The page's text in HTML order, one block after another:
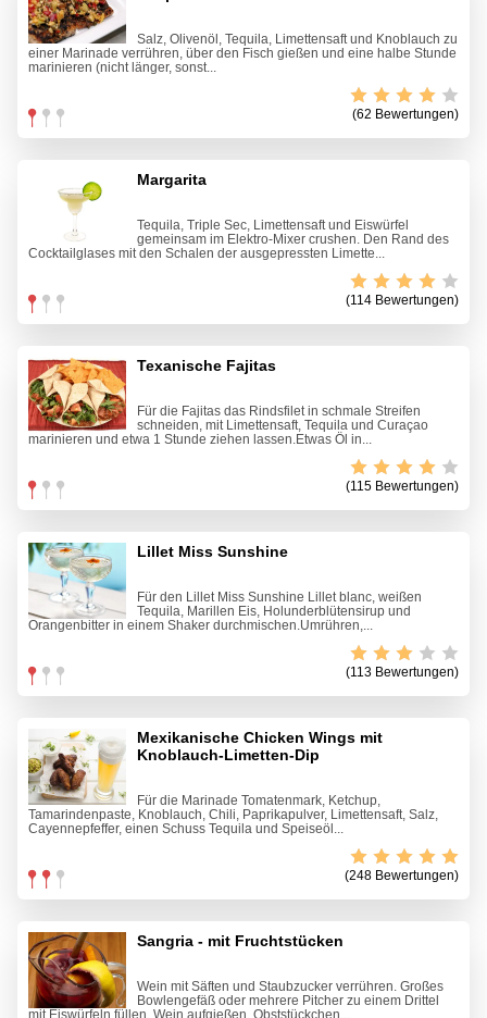
Salz, Olivenöl, Tequila, Limettensaft und Knoblauch zu
einer Marinade verrühren, über den Fisch gießen und eine halbe Stunde
marinieren (nicht länger, sonst...
(62 Bewertungen)
Margarita
Tequila, Triple Sec, Limettensaft und Eiswürfel
gemeinsam im Elektro-Mixer crushen. Den Rand des
Cocktailglases mit den Schalen der ausgepressten Limette...
(114 Bewertungen)
Texanische Fajitas
Für die Fajitas das Rindsfilet in schmale Streifen
schneiden, mit Limettensaft, Tequila und Curaçao
marinieren und etwa 1 Stunde ziehen lassen.Etwas Öl in...
(115 Bewertungen)
Lillet Miss Sunshine
Für den Lillet Miss Sunshine Lillet blanc, weißen
Tequila, Marillen Eis, Holunderblütensirup und
Orangenbitter in einem Shaker durchmischen.Umrühren,...
(113 Bewertungen)
Mexikanische Chicken Wings mit
Knoblauch-Limetten-Dip
Für die Marinade Tomatenmark, Ketchup,
Tamarindenpaste, Knoblauch, Chili, Paprikapulver, Limettensaft, Salz,
Cayennepfeffer, einen Schuss Tequila und Speiseöl...
(248 Bewertungen)
Sangria - mit Fruchtstücken
Wein mit Säften und Staubzucker verrühren. Großes
Bowlengefäß oder mehrere Pitcher zu einem Drittel